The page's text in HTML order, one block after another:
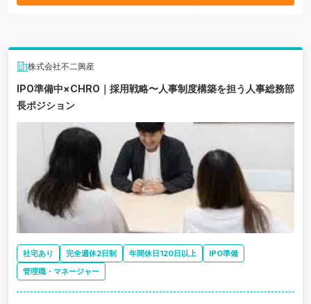
株式会社不二興産
IPO準備中×CHRO｜採用戦略〜人事制度構築を担う人事総務部
長ポジション
社宅あり 完全週休2日制 年間休日120日以上
IPO準備
管理職・マネージャー